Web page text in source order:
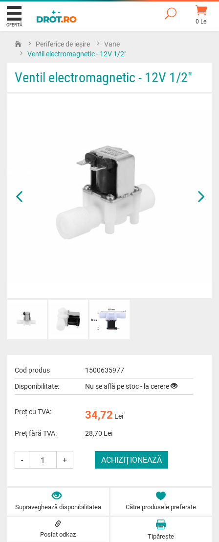
0 Lei
OFERTĂ
Periferice de ieșire
Vane
Ventil electromagnetic - 12V 1/2"
Ventil electromagnetic - 12V 1/2"
Cod produs
1500635977
Disponibilitate:
Nu se află pe stoc - la cerere
Preț cu TVA: 34,72 Lei
Preț fără TVA:
28,70 Lei
- +
Supraveghează disponibilitatea Către produsele preferate
Poslat odkaz Tipărește